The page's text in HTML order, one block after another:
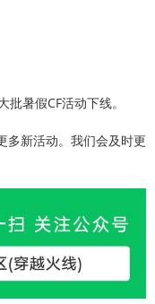
暑假CF活动下线。
多新活动。我们会及时更